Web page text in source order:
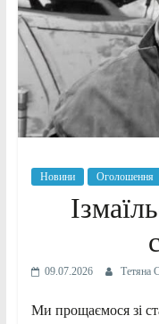
Новини Оголошення
09.07.2026 Тетяна
Ми прощаємося зі